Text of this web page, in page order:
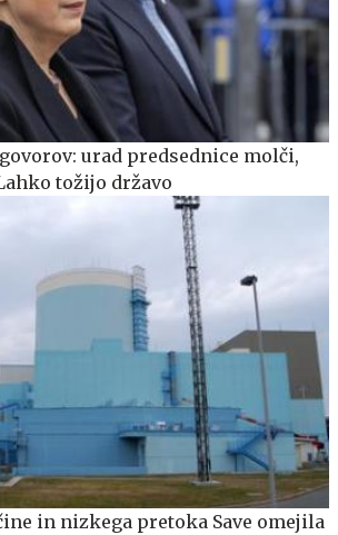
urad predsednice molči,
tožijo državo
in nizkega pretoka Save omejila